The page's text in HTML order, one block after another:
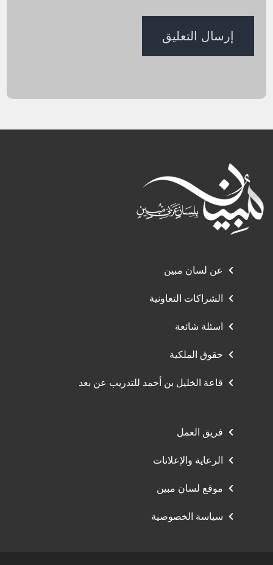
عن لسان مبين
الشراكات التعاونية
اسئلة شائعة
حقوق الملكية
قاعة الخليل بن أحمد للتدريب عن بعد
فريق العمل
الرعاية والإعلانات
موقع لسان مبين
سياسة الخصوصية